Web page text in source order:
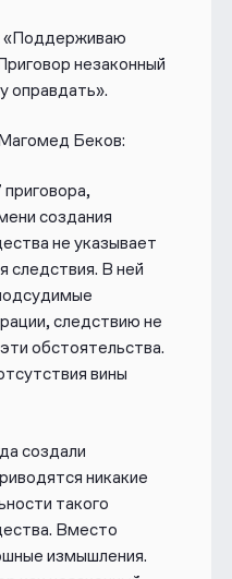
«Поддерживаю
незаконный
оправдать».
Беков:
создания
не указывает
следствия. В ней
следствию не
обстоятельства.
вины
создали
никакие
такого
Вместо
измышления.